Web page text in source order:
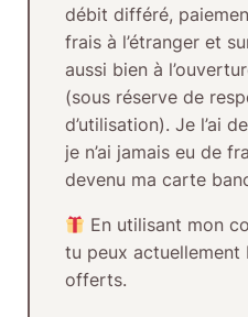
débit différé,
frais à l’étrangeret
aussi bien à
(sous réserve de
d’utilisation). Je l’ai
je n’ai jamais eu de
devenu ma carte
En utilisant mon
tu peux actuellement
offerts.